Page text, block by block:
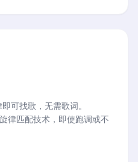
可找歌，无需歌词。
律匹配技术，即使跑调或不